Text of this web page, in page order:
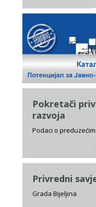
Pokretači
razvoja
Podaci o
Privredni
Grada Bijeljina